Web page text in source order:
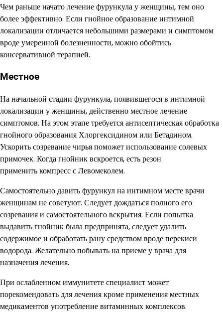
Чем раньше начато лечение фурункула у женщины, тем оно
более эффективно. Если гнойное образование интимной
локализации отличается небольшими размерами и симптомом
вроде умеренной болезненности, можно обойтись
консервативной терапией.
Местное
На начальной стадии фурункула, появившегося в интимной
локализации у женщины, действенно местное лечение
симптомов. На этом этапе требуется антисептическая обработка
гнойного образования Хлоргексидином или Бетадином.
Ускорить созревание чирья поможет использование солевых
примочек. Когда гнойник вскроется, есть резон
применить компресс с Левомеколем.
Самостоятельно давить фурункул на интимном месте врачи
женщинам не советуют. Следует дождаться полного его
созревания и самостоятельного вскрытия. Если попытка
выдавить гнойник была предпринята, следует удалить
содержимое и обработать рану средством вроде перекиси
водорода. Желательно побывать на приеме у врача для
назначения лечения.
При ослабленном иммунитете специалист может
порекомендовать для лечения кроме применения местных
медикаментов употребление витаминных комплексов.